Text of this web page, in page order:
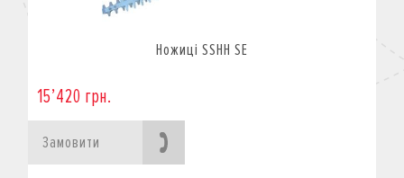
Ножиці SSHH SE
15’420 грн.
Замовити